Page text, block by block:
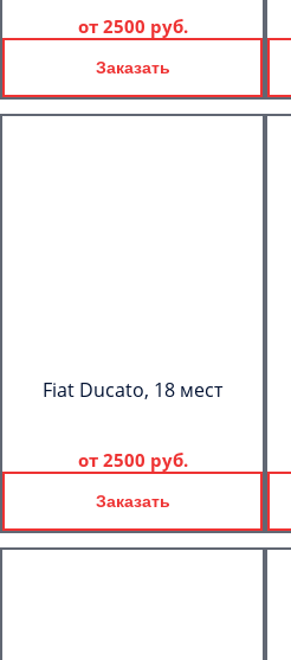
от 2500 руб.
Заказать
Fiat Ducato, 18 мест
от 2500 руб.
Заказать